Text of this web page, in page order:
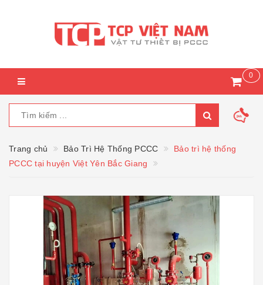
0
Trang chủ Bảo Trì Hệ Thống PCCC
Bảo trì hệ thống
PCCC tại huyện Việt Yên Bắc Giang